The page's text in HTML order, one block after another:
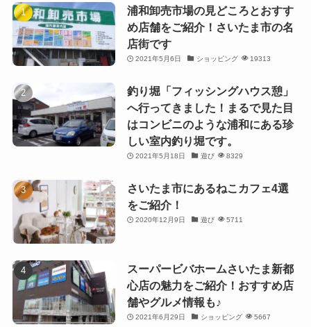
浦和卸売市場の見どころとおすす
め店舗をご紹介！さいたま市の名
店街です
2021年5月6日 ショッピング 19313
釣り堀「フィッシングハウス憩」
へ行ってきました！まるで見た目
はコンビニのような浦和にある珍
しい室内釣り堀です。
2021年5月18日 遊び 8329
さいたま市にあるねこカフェ4選
をご紹介！
2020年12月9日 遊び 5711
スーパービバホームさいたま新都
心店の魅力をご紹介！おすすめ店
舗やグルメ情報も♪
2021年6月29日 ショッピング 5667